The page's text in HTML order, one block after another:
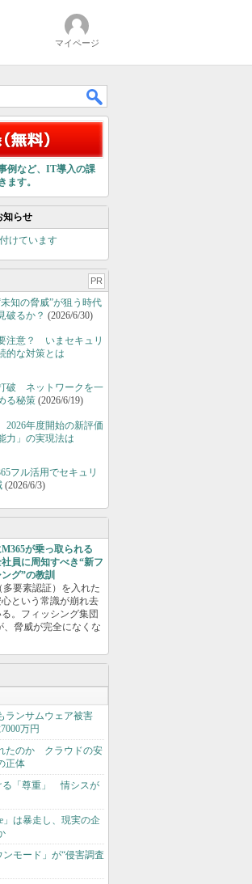
マイページ
例など、IT導入の課
ます。
知らせ
けています
PR
知の脅威”が狙う時代
るか？ (2026/6/30)
注意？ いまセキュリ
的な対策とは
破 ネットワークを一
る秘策 (2026/6/19)
年度開始の新評価
力」の実現法は
フル活用でセキュリ
(2026/6/3)
が乗っ取られる
員に周知すべき“新フ
グ”の教訓
多要素認証）を入れた
という常識が崩れ去
る。フィッシング集団
、脅威が完全になくな
ランサムウェア被害
万円
たのか クラウドの安
正体
る「尊重」 情シスが
」は暴走し、現実の企
モード」が“侵害調査